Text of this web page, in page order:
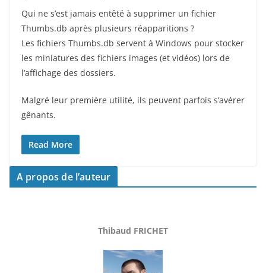
Qui ne s’est jamais entêté à supprimer un fichier
Thumbs.db après plusieurs réapparitions ?
Les fichiers Thumbs.db servent à Windows pour stocker
les miniatures des fichiers images (et vidéos) lors de
l’affichage des dossiers.
Malgré leur première utilité, ils peuvent parfois s’avérer
gênants.
Read More
A propos de l’auteur
Thibaud FRICHET